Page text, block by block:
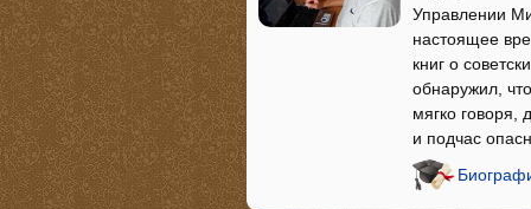
Управлении
настоящее
книг о
обнаружил,
мягко говоря,
и подчас